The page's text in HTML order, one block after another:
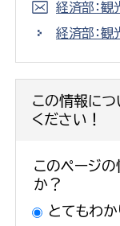
経済部：
経済部：観
この情報につ
ください！
このページ
か？
とてもわ